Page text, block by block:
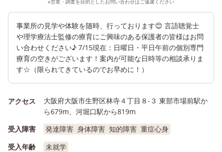
※営業・調査を目的としたお問い合わせはご遠慮ください
事業所の見学や体験を随時、行っております😊 言語聴覚士
や理学療法士監修の療育にご興味のある保護者の皆様はお問
い合わせください♪ 7/15現在：日曜日・平日午前の個別専門
療育の空きがございます！案内が可能な日時等の相談承りま
す☆（限られてきているのでお早めに！）
アクセス
大阪府大阪市生野区林寺４丁目８-３ 東部市場前駅か
ら679m、河堀口駅から819m
受入障害
発達障害 身体障害 知的障害 重症心身
受入年齢
未就学